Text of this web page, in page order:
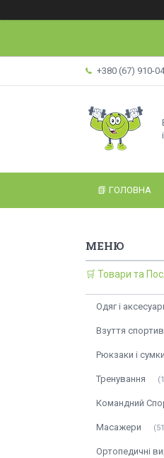
+380 (67) 910-
📗 ГОЛОВНА
🛒 Товари та
Одяг і
Взуття
Рюкзаки і сумки
Тренування
Командний
Масажери
Ортопедичні